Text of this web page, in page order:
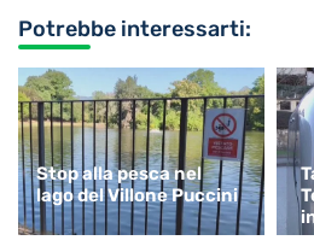
Potrebbe interessarti:
Stop alla pesca nel
lago del Villone Puccini